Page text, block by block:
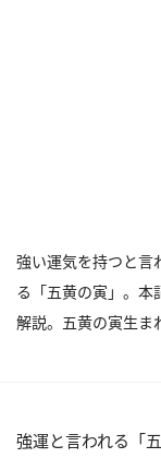
強い運気を持つと言
る「五黄の寅」。本
解説。五黄の寅生ま
強運と言われる「